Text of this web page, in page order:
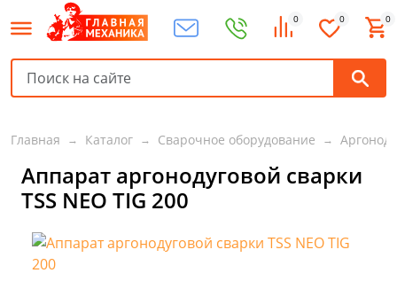
0 0 0
Главная Каталог Сварочное оборудование
Аппарат аргонодуговой сварки
TSS NEO TIG 200